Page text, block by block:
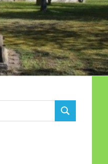
SUCHEN